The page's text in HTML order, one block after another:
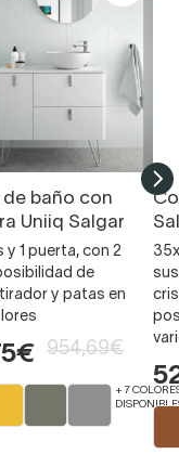
de baño con
Uniiq Salgar
y 1 puerta, con 2
de
y patas en
954,69€
+ 7